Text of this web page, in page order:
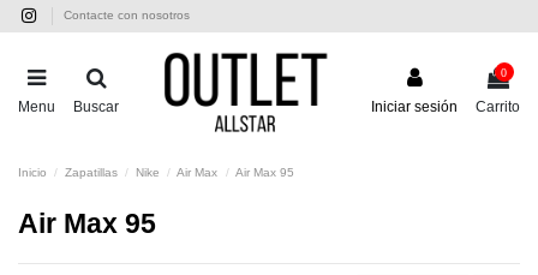
Contacte con nosotros
Menu Buscar Iniciar sesión
0
Carrito
Inicio Zapatillas Nike Air Max Air Max 95
Air Max 95